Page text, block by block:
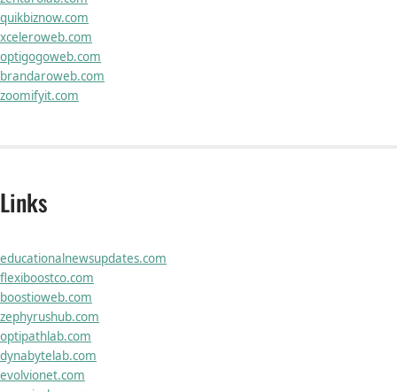
quikbiznow.com
xceleroweb.com
optigogoweb.com
brandaroweb.com
zoomifyit.com
Links
educationalnewsupdates.com
flexiboostco.com
boostioweb.com
zephyrushub.com
optipathlab.com
dynabytelab.com
evolvionet.com